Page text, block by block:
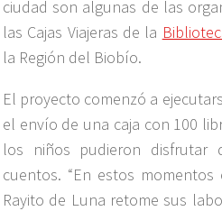
ciudad son algunas de las
las Cajas Viajeras de la
la Región del Biobío.
El proyecto comenzó a
el envío de una caja con 100
los niños pudieron disfrutar
cuentos. “En estos
Rayito de Luna retome sus